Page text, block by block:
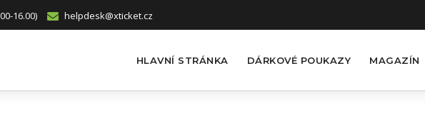
16.00) helpdesk@xticket.cz
HLAVNÍ STRÁNKA DÁRKOVÉ POUKAZY MAGAZÍN